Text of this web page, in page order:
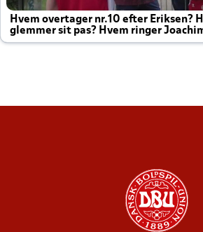
Hvem overtager nr.10 efter Eriksen?
glemmer sit pas? Hvem ringer
altid til efter kampe?